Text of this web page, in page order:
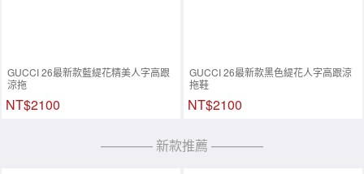
GUCCI 26最新款藍緹花精美人字高跟
涼拖
NT$2100
GUCCI 26最新款黑色緹花人字高跟涼
拖鞋
NT$2100
———— 新款推薦 ————